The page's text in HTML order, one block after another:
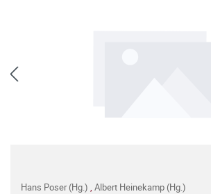
Hans Poser (Hg.) Albert Heinekamp (Hg.)